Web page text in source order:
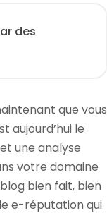
des
que vous
aujourd’hui le
une analyse
votre domaine
bien fait, bien
e-réputation qui